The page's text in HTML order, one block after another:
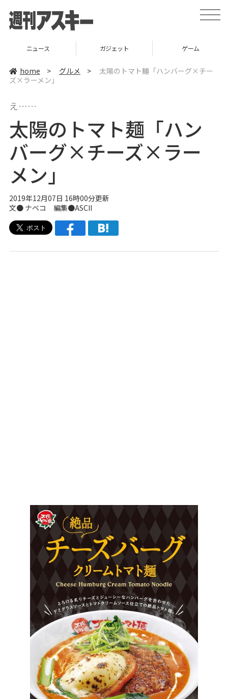
t
o
v
ニュース ガジェット ゲーム
home > グルメ >
太陽のトマト麺「ハンバーグ×チー
ズ×ラーメン」
え……
太陽のトマト麺「ハン
バーグ×チーズ×ラー
メン」
2019年12月07日 16時00分更新
文● ナベコ 編集●ASCII